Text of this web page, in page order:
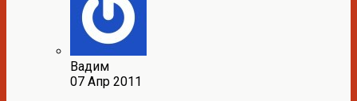
Вадим
07 Апр 2011